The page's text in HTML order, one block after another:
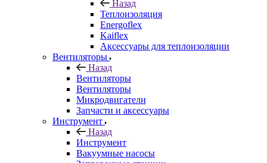
Назад
Теплоизоляция
Energoflex
Kaiflex
Аксессуары для теплоизоляции
Вентиляторы
Назад
Вентиляторы
Вентиляторы
Микродвигатели
Запчасти и аксессуары
Инструмент
Назад
Инструмент
Вакуумные насосы